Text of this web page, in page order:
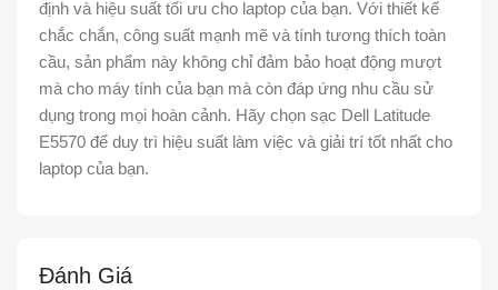
định và hiệu suất tối ưu cho laptop của bạn. Với thiết kế
chắc chắn, công suất mạnh mẽ và tính tương thích toàn
cầu, sản phẩm này không chỉ đảm bảo hoạt động mượt
mà cho máy tính của bạn mà còn đáp ứng nhu cầu sử
dụng trong mọi hoàn cảnh. Hãy chọn sạc Dell Latitude
E5570 để duy trì hiệu suất làm việc và giải trí tốt nhất cho
laptop của bạn.
Đánh Giá